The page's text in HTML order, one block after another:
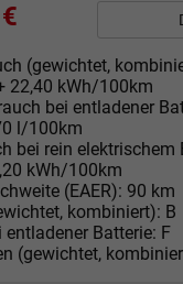
(gewichtet,
22,40 kWh/100km
bei entladener
l/100km
bei rein elektrischem
kWh/100km
(EAER): 90 km
kombiniert): B
entladener Batterie: F
(gewichtet,